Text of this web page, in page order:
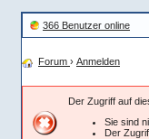
366 Benutzer online
Forum › Anmelden
Der Zugriff auf
Sie sind
Der